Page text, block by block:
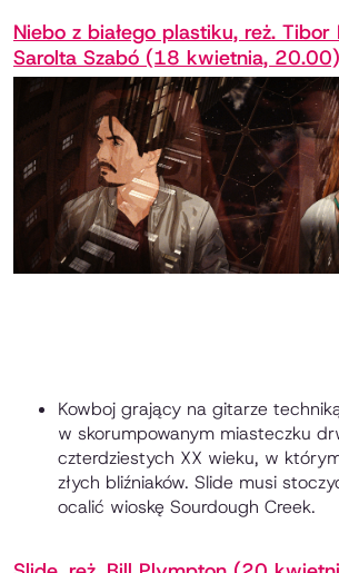
Niebo z białego plastiku, reż. Tibor
Sarolta Szabó (18 kwietnia, 20.00)
Kowboj grający na gitarze
w skorumpowanym miasteczku
czterdziestych XX wieku, w
złych bliźniaków. Slide musi
ocalić wioskę Sourdough Creek.